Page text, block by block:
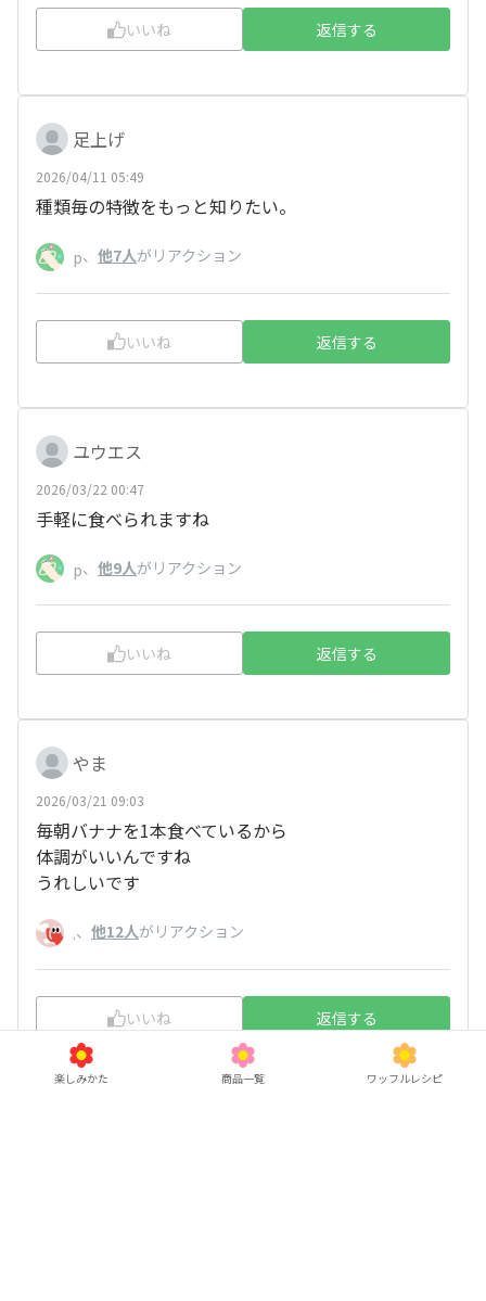
いいね 返信する
足上げ
2026/04/11 05:49
種類毎の特徴をもっと知りたい。
p、 他7人がリアクション
いいね 返信する
ユウエス
2026/03/22 00:47
手軽に食べられますね
p、 他9人がリアクション
いいね 返信する
やま
2026/03/21 09:03
毎朝バナナを1本食べているから
体調がいいんですね
うれしいです
.、 他12人がリアクション
いいね 返信する
楽しみかた 商品一覧 ワッフルレシピ